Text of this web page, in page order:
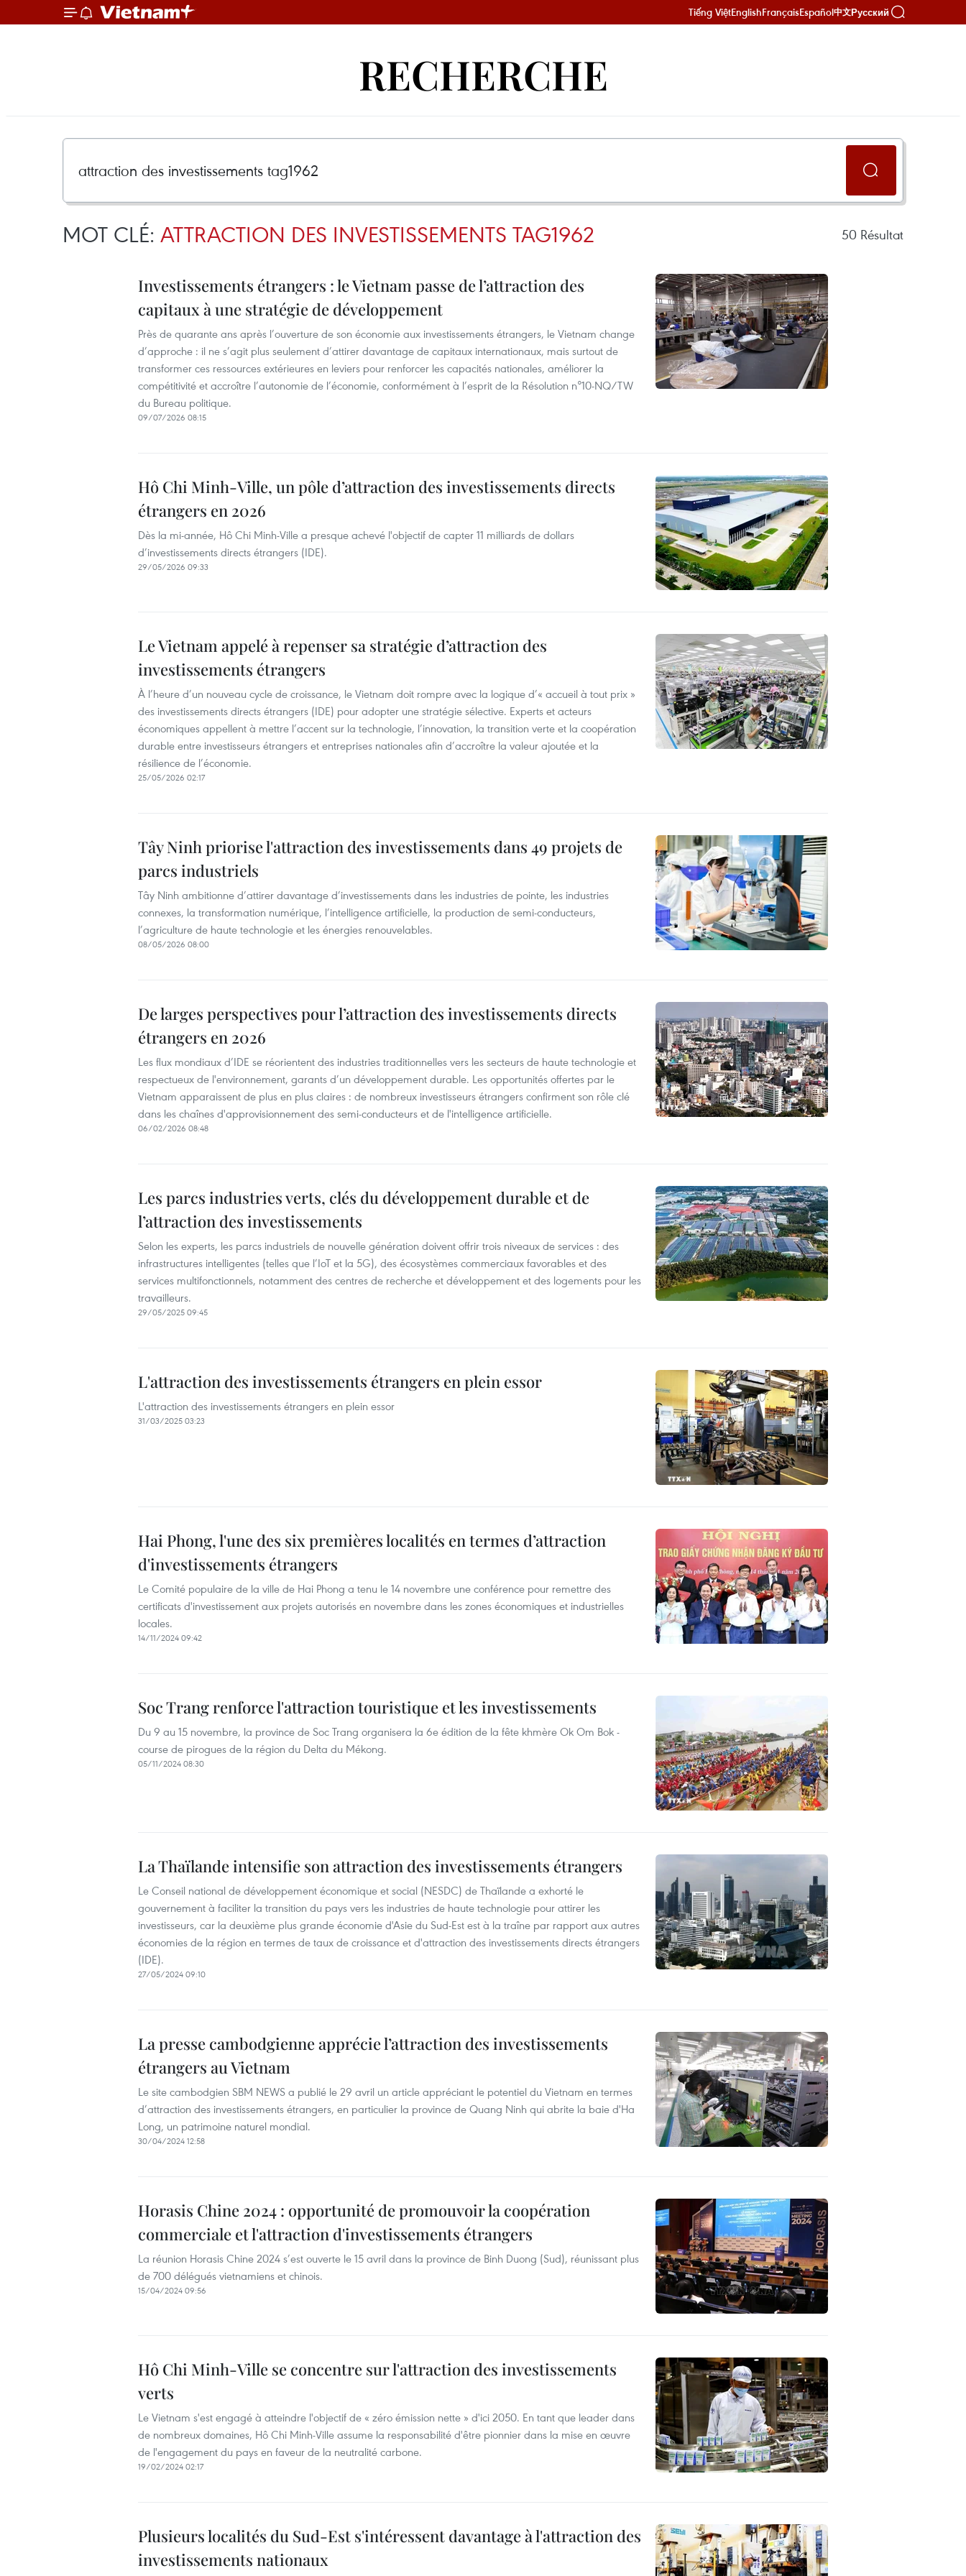
Tiếng ViệtEnglishFrançaisEspañol中文Русский
RECHERCHE
MOT CLÉ: ATTRACTION DES INVESTISSEMENTS TAG1962 50 Résultat
Investissements étrangers : le Vietnam passe de l’attraction des
capitaux à une stratégie de développement
Près de quarante ans après l’ouverture de son économie aux investissements étrangers, le Vietnam change
d’approche : il ne s’agit plus seulement d’attirer davantage de capitaux internationaux, mais surtout de
transformer ces ressources extérieures en leviers pour renforcer les capacités nationales, améliorer la
compétitivité et accroître l’autonomie de l’économie, conformément à l’esprit de la Résolution n°10-NQ/TW
du Bureau politique.
09/07/2026 08:15
Hô Chi Minh-Ville, un pôle d’attraction des investissements directs
étrangers en 2026
Dès la mi-année, Hô Chi Minh-Ville a presque achevé l'objectif de capter 11 milliards de dollars
d’investissements directs étrangers (IDE).
29/05/2026 09:33
Le Vietnam appelé à repenser sa stratégie d’attraction des
investissements étrangers
À l’heure d’un nouveau cycle de croissance, le Vietnam doit rompre avec la logique d’« accueil à tout prix »
des investissements directs étrangers (IDE) pour adopter une stratégie sélective. Experts et acteurs
économiques appellent à mettre l’accent sur la technologie, l’innovation, la transition verte et la coopération
durable entre investisseurs étrangers et entreprises nationales afin d’accroître la valeur ajoutée et la
résilience de l’économie.
25/05/2026 02:17
Tây Ninh priorise l'attraction des investissements dans 49 projets de
parcs industriels
Tây Ninh ambitionne d’attirer davantage d’investissements dans les industries de pointe, les industries
connexes, la transformation numérique, l’intelligence artificielle, la production de semi-conducteurs,
l’agriculture de haute technologie et les énergies renouvelables.
08/05/2026 08:00
De larges perspectives pour l’attraction des investissements directs
étrangers en 2026
Les flux mondiaux d’IDE se réorientent des industries traditionnelles vers les secteurs de haute technologie et
respectueux de l'environnement, garants d’un développement durable. Les opportunités offertes par le
Vietnam apparaissent de plus en plus claires : de nombreux investisseurs étrangers confirment son rôle clé
dans les chaînes d'approvisionnement des semi-conducteurs et de l'intelligence artificielle.
06/02/2026 08:48
Les parcs industries verts, clés du développement durable et de
l’attraction des investissements
Selon les experts, les parcs industriels de nouvelle génération doivent offrir trois niveaux de services : des
infrastructures intelligentes (telles que l’IoT et la 5G), des écosystèmes commerciaux favorables et des
services multifonctionnels, notamment des centres de recherche et développement et des logements pour les
travailleurs.
29/05/2025 09:45
L'attraction des investissements étrangers en plein essor
L'attraction des investissements étrangers en plein essor
31/03/2025 03:23
Hai Phong, l'une des six premières localités en termes d’attraction
d'investissements étrangers
Le Comité populaire de la ville de Hai Phong a tenu le 14 novembre une conférence pour remettre des
certificats d'investissement aux projets autorisés en novembre dans les zones économiques et industrielles
locales.
14/11/2024 09:42
Soc Trang renforce l'attraction touristique et les investissements
Du 9 au 15 novembre, la province de Soc Trang organisera la 6e édition de la fête khmère Ok Om Bok -
course de pirogues de la région du Delta du Mékong.
05/11/2024 08:30
La Thaïlande intensifie son attraction des investissements étrangers
Le Conseil national de développement économique et social (NESDC) de Thaïlande a exhorté le
gouvernement à faciliter la transition du pays vers les industries de haute technologie pour attirer les
investisseurs, car la deuxième plus grande économie d'Asie du Sud-Est est à la traîne par rapport aux autres
économies de la région en termes de taux de croissance et d'attraction des investissements directs étrangers
(IDE).
27/05/2024 09:10
La presse cambodgienne apprécie l’attraction des investissements
étrangers au Vietnam
Le site cambodgien SBM NEWS a publié le 29 avril un article appréciant le potentiel du Vietnam en termes
d’attraction des investissements étrangers, en particulier la province de Quang Ninh qui abrite la baie d'Ha
Long, un patrimoine naturel mondial.
30/04/2024 12:58
Horasis Chine 2024 : opportunité de promouvoir la coopération
commerciale et l'attraction d'investissements étrangers
La réunion Horasis Chine 2024 s’est ouverte le 15 avril dans la province de Binh Duong (Sud), réunissant plus
de 700 délégués vietnamiens et chinois.
15/04/2024 09:56
Hô Chi Minh-Ville se concentre sur l'attraction des investissements
verts
Le Vietnam s'est engagé à atteindre l'objectif de « zéro émission nette » d'ici 2050. En tant que leader dans
de nombreux domaines, Hô Chi Minh-Ville assume la responsabilité d'être pionnier dans la mise en œuvre
de l'engagement du pays en faveur de la neutralité carbone.
19/02/2024 02:17
Plusieurs localités du Sud-Est s'intéressent davantage à l'attraction des
investissements nationaux